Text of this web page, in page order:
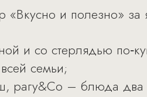
и полезно» за
и со стерлядью
семьи;
рагу&Co – блюда